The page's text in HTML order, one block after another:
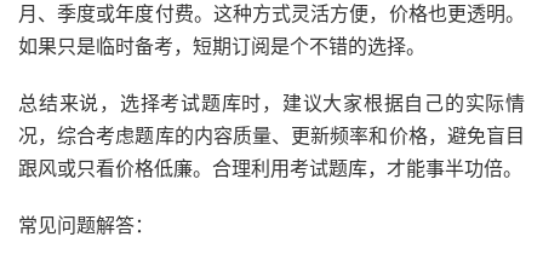
月、季度或年度付费。这种方式灵活方便，价格也更透明。
如果只是临时备考，短期订阅是个不错的选择。
总结来说，选择考试题库时，建议大家根据自己的实际情
况，综合考虑题库的内容质量、更新频率和价格，避免盲目
跟风或只看价格低廉。合理利用考试题库，才能事半功倍。
常见问题解答：